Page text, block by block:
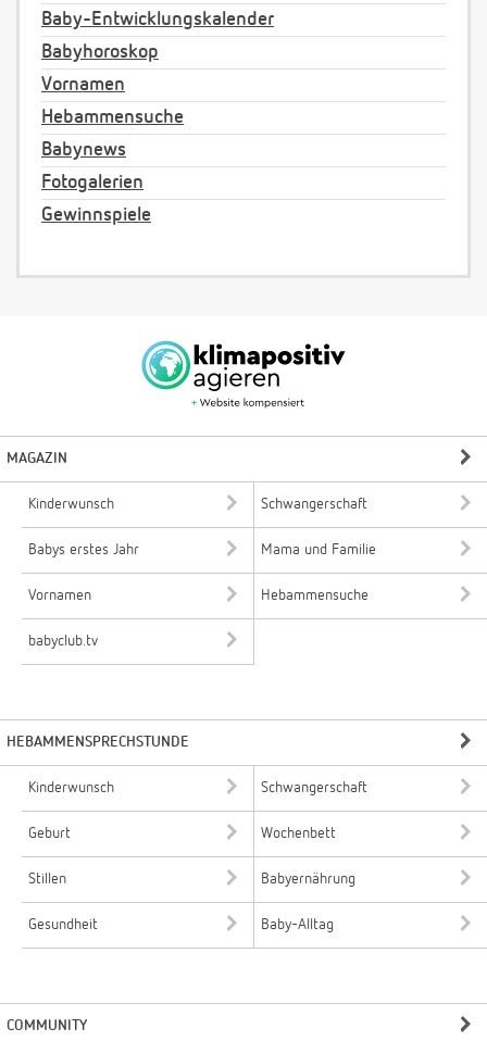
Baby-Entwicklungskalender
Babyhoroskop
Vornamen
Hebammensuche
Babynews
Fotogalerien
Gewinnspiele
MAGAZIN
Kinderwunsch Schwangerschaft
Babys erstes Jahr Mama und Familie
Vornamen Hebammensuche
babyclub.tv
HEBAMMENSPRECHSTUNDE
Kinderwunsch Schwangerschaft
Geburt Wochenbett
Stillen Babyernährung
Gesundheit Baby-Alltag
COMMUNITY